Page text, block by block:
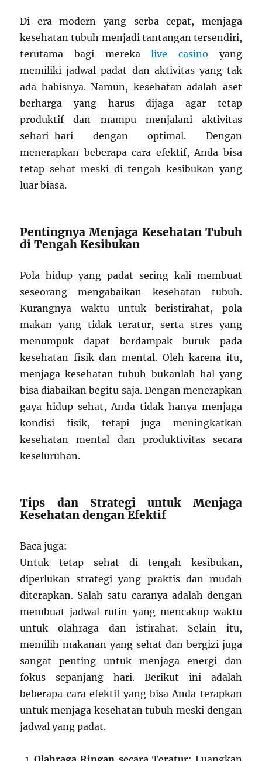
Kesibukan
Harian
Di era modern yang serba cepat, menjaga
kesehatan tubuh menjadi tantangan tersendiri,
terutama bagi merekalive casino yang
memiliki jadwal padat dan aktivitas yang tak
ada habisnya. Namun, kesehatan adalah aset
berharga yang harus dijaga agar tetap
produktif dan mampu menjalani aktivitas
sehari-hari dengan optimal. Dengan
menerapkan beberapa cara efektif, Anda bisa
tetap sehat meski di tengah kesibukan yang
luar biasa.
Pentingnya Menjaga Kesehatan Tubuh
di Tengah Kesibukan
Pola hidup yang padat sering kali membuat
seseorang mengabaikan kesehatan tubuh.
Kurangnya waktu untuk beristirahat, pola
makan yang tidak teratur, serta stres yang
menumpuk dapat berdampak buruk pada
kesehatan fisik dan mental. Oleh karena itu,
menjaga kesehatan tubuh bukanlah hal yang
bisa diabaikan begitu saja. Dengan menerapkan
gaya hidup sehat, Anda tidak hanya menjaga
kondisi fisik, tetapi juga meningkatkan
kesehatan mental dan produktivitas secara
keseluruhan.
Tips dan Strategi untuk Menjaga
Kesehatan dengan Efektif
Baca juga:
Untuk tetap sehat di tengah kesibukan,
diperlukan strategi yang praktis dan mudah
diterapkan. Salah satu caranya adalah dengan
membuat jadwal rutin yang mencakup waktu
untuk olahraga dan istirahat. Selain itu,
memilih makanan yang sehat dan bergizi juga
sangat penting untuk menjaga energi dan
fokus sepanjang hari. Berikut ini adalah
beberapa cara efektif yang bisa Anda terapkan
untuk menjaga kesehatan tubuh meski dengan
jadwal yang padat.